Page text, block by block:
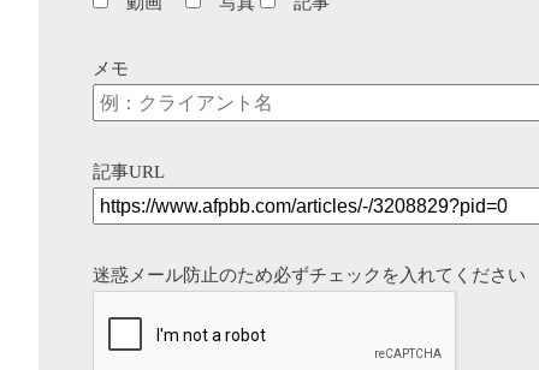
メモ
記事URL
迷惑メール防止のため必ずチェックを入れてください